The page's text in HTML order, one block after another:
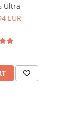
;
Ultra
EUR